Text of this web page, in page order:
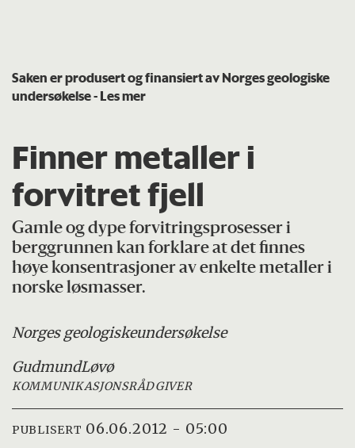
Saken er produsert og finansiert av Norges geologiske
undersøkelse- Les mer
Finner metaller i
forvitret fjell
Gamle og dype forvitringsprosesser i
berggrunnen kan forklare at det finnes
høye konsentrasjoner av enkelte metaller i
norske løsmasser.
Norges geologiskeundersøkelse
GudmundLøvø
KOMMUNIKASJONSRÅDGIVER
PUBLISERT 06.06.2012 - 05:00